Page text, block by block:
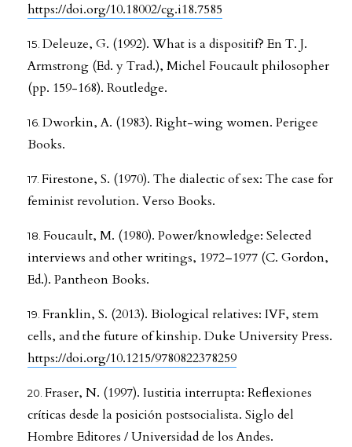
https://doi.org/10.18002/cg.i18.7585
Deleuze, G. (1992). What is a dispositif? En T. J.
Armstrong (Ed. y Trad.), Michel Foucault philosopher
(pp. 159-168). Routledge.
Dworkin, A. (1983). Right-wing women. Perigee
Books.
Firestone, S. (1970). The dialectic of sex: The case for
feminist revolution. Verso Books.
Foucault, M. (1980). Power/knowledge: Selected
interviews and other writings, 1972–1977 (C. Gordon,
Ed.). Pantheon Books.
Franklin, S. (2013). Biological relatives: IVF, stem
cells, and the future of kinship. Duke University Press.
https://doi.org/10.1215/9780822378259
Fraser, N. (1997). Iustitia interrupta: Reflexiones
críticas desde la posición postsocialista. Siglo del
Hombre Editores / Universidad de los Andes.